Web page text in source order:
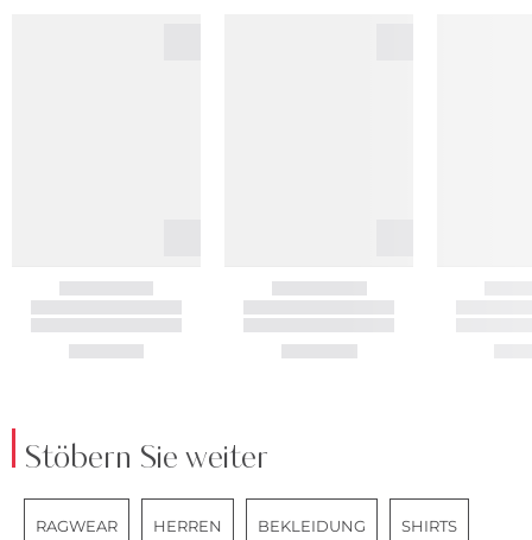
Stöbern Sie weiter
RAGWEAR HERREN BEKLEIDUNG SHIRTS